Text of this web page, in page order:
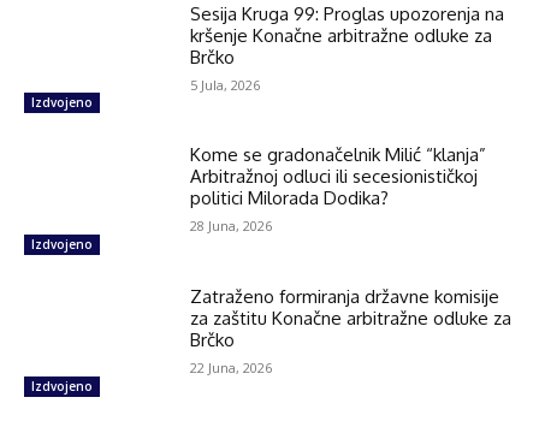
Izdvojeno
Sesija Kruga 99: Proglas upozorenja na
kršenje Konačne arbitražne odluke za
Brčko
5 Jula, 2026
Izdvojeno
Kome se gradonačelnik Milić “klanja”
Arbitražnoj odluci ili secesionističkoj
politici Milorada Dodika?
28 Juna, 2026
Izdvojeno
Zatraženo formiranja državne komisije
za zaštitu Konačne arbitražne odluke za
Brčko
22 Juna, 2026